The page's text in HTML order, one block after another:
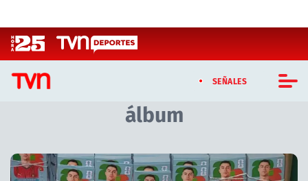
SEÑALES
CASTING MASTERCHEF CHILE
CASTING TVN VERTICAL
álbum
Artículos relacionados con álbum